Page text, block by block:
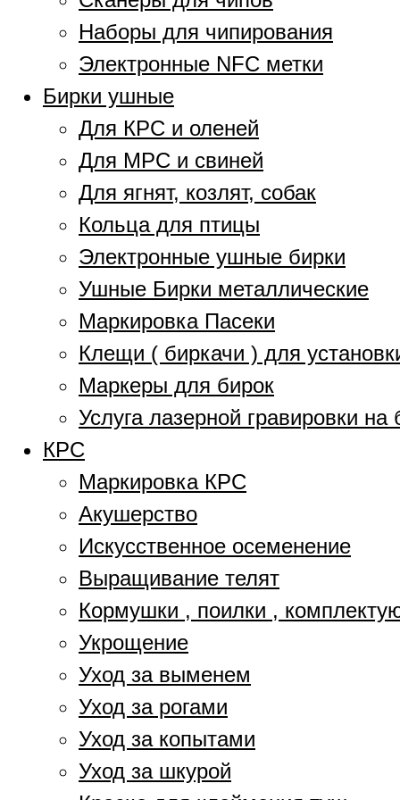
Наборы для чипирования
Электронные NFC метки
Бирки ушные
Для КРС и оленей
Для МРС и свиней
Для ягнят, козлят, собак
Кольца для птицы
Электронные ушные бирки
Ушные Бирки металлические
Маркировка Пасеки
Клещи ( биркачи ) для
Маркеры для бирок
Услуга лазерной гравировки на
КРС
Маркировка КРС
Акушерство
Искусственное осеменение
Выращивание телят
Кормушки , поилки ,
Укрощение
Уход за выменем
Уход за рогами
Уход за копытами
Уход за шкурой